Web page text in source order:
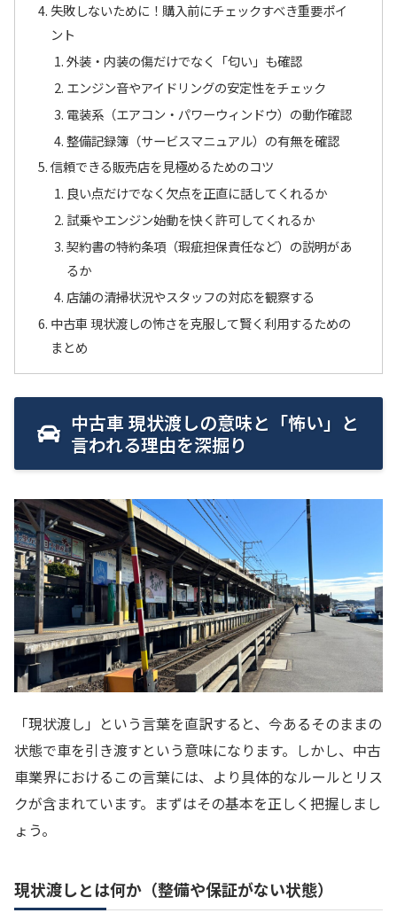
失敗しないために！購入前にチェックすべき重要ポイ
ント
外装・内装の傷だけでなく「匂い」も確認
エンジン音やアイドリングの安定性をチェック
電装系（エアコン・パワーウィンドウ）の動作確認
整備記録簿（サービスマニュアル）の有無を確認
信頼できる販売店を見極めるためのコツ
良い点だけでなく欠点を正直に話してくれるか
試乗やエンジン始動を快く許可してくれるか
契約書の特約条項（瑕疵担保責任など）の説明があ
るか
店舗の清掃状況やスタッフの対応を観察する
中古車 現状渡しの怖さを克服して賢く利用するための
まとめ
中古車 現状渡しの意味と「怖い」と
言われる理由を深掘り
「現状渡し」という言葉を直訳すると、今あるそのままの
状態で車を引き渡すという意味になります。しかし、中古
車業界におけるこの言葉には、より具体的なルールとリス
クが含まれています。まずはその基本を正しく把握しまし
ょう。
現状渡しとは何か（整備や保証がない状態）